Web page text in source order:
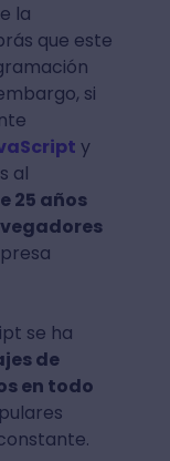
la
que este
si
y
al
25 años
se ha
de
en todo